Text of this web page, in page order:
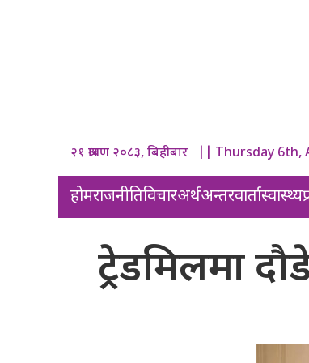
२१ श्रावण २०८३, बिहीबार || Thursday
होमराजनीतिविचारअर्थअन्तरवार्तास्वास्थ्य
ट्रेडमिलमा